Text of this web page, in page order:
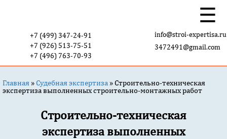
info@stroi-expertisa.ru
3472491@gmail.com
+7 (499) 347-24-91
+7 (926) 513-75-51
+7 (496) 763-70-93
☰
Главная » Судебная экспертиза »Строительно-техническая
экспертиза выполненных строительно-монтажных работ
Строительно-техническая
экспертиза выполненных